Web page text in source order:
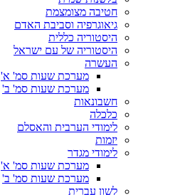
חטיבה מצומצמת
גיאוגרפיה וסביבת האדם
היסטוריה כללית
היסטוריה של עם ישראל
העשרה
מערכת שעות סמ' א'
מערכת שעות סמ' ב'
חשבונאות
כלכלה
לימודי הערבית והאסלם
יזמות
לימודי מגדר
מערכת שעות סמ' א'
מערכת שעות סמ' ב'
לשון עברית